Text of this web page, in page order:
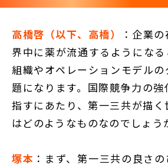
高橋啓（以下、高橋）
：企業
界中に薬が流通するようにな
組織やオペレーションモデル
題になります。国際競争力の
指すにあたり、第一三共が描
はどのようなものなのでしょう
塚本 ：まず、第一三共の良さ